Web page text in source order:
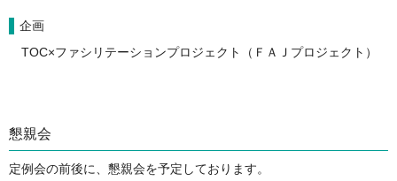
企画
TOC×ファシリテーションプロジェクト（ＦＡＪプロジェクト）
懇親会
定例会の前後に、懇親会を予定しております。